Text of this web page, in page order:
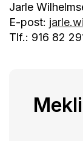
Jarle
E-post:
Tlf.: 916 82